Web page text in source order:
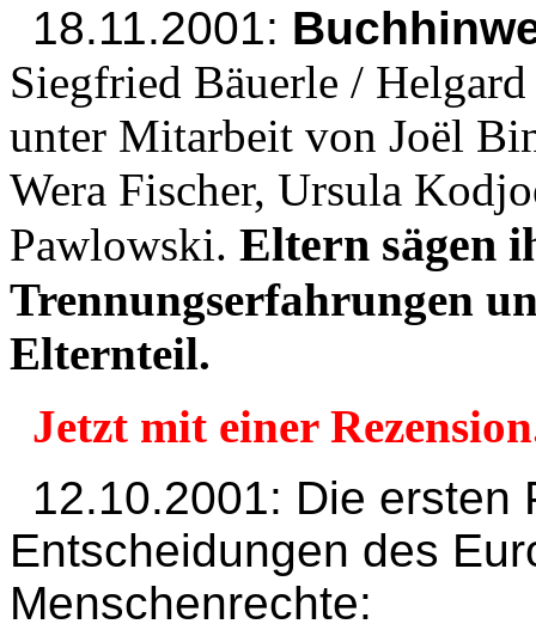
18.11.2001:
Siegfried Bäuerle /
unter Mitarbeit von Joël
Wera Fischer, Ursula
Pawlowski. Eltern sägen
Trennungserfahrungen
Elternteil.
Jetzt mit einer
12.10.2001: Die ersten
Entscheidungen des
Menschenrechte: